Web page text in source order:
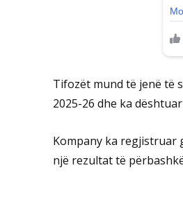
Tifozët mund të jenë të
2025-26 dhe ka
Kompany ka regjistruar
një rezultat të